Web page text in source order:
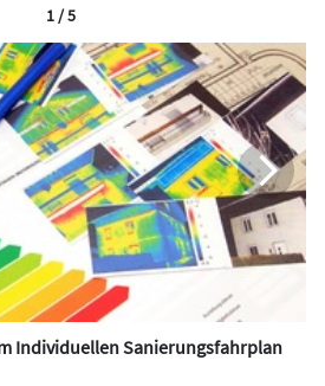
Individuellen Sanierungsfahrplan
1 / 5